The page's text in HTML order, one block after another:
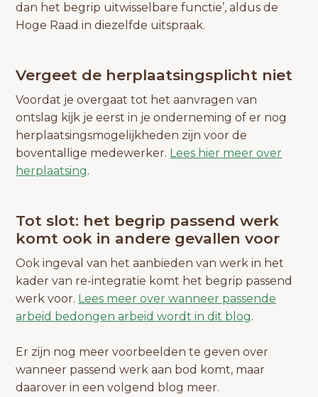
dan het begrip uitwisselbare functie’, aldus de
Hoge Raad in diezelfde uitspraak.
Vergeet de herplaatsingsplicht niet
Voordat je overgaat tot het aanvragen van
ontslag kijk je eerst in je onderneming of er nog
herplaatsingsmogelijkheden zijn voor de
boventallige medewerker. Lees hier meer over
herplaatsing.
Tot slot: het begrip passend werk
komt ook in andere gevallen voor
Ook ingeval van het aanbieden van werk in het
kader van re-integratie komt het begrip passend
werk voor. Lees meer over wanneer passende
arbeid bedongen arbeid wordt in dit blog.
Er zijn nog meer voorbeelden te geven over
wanneer passend werk aan bod komt, maar
daarover in een volgend blog meer.